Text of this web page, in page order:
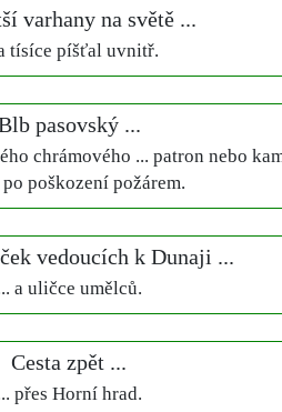
varhany na světě ...
tísíce píšťal uvnitř.
pasovský ...
chrámového ... patron nebo
poškození požárem.
vedoucích k Dunaji ...
a uličce umělců.
Cesta zpět ...
přes Horní hrad.